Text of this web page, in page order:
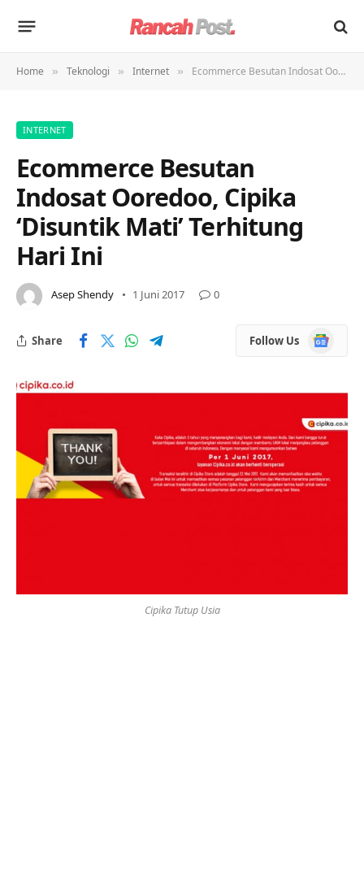
Home » Teknologi » Internet » Ecommerce Besutan Indosat Ooredoo, Cipika ‘Disuntik Mati’ Terhitung Hari Ini
INTERNET
Ecommerce Besutan
Indosat Ooredoo, Cipika
‘Disuntik Mati’ Terhitung
Hari Ini
Asep Shendy 1 Juni 2017 0
Share Follow Us
Google
News
Cipika Tutup Usia